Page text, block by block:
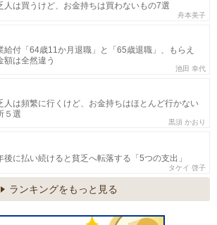
人は買うけど、お金持ちは買わないもの7選
舟本美子
給付「64歳11か月退職」と「65歳退職」、もらえ
額は全然違う
池田 幸代
人は頻繁に行くけど、お金持ちはほとんど行かない
５選
黒須 かおり
後に払い続けると貧乏へ転落する「5つの支出」
タケイ 啓子
ランキングをもっと見る